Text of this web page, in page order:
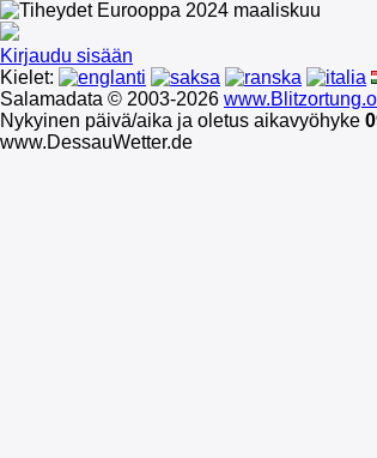
Kirjaudu sisään
Kielet:
Salamadata © 2003-2026
Nykyinen päivä/aika ja oletus aikavyöhyke
www.DessauWetter.de